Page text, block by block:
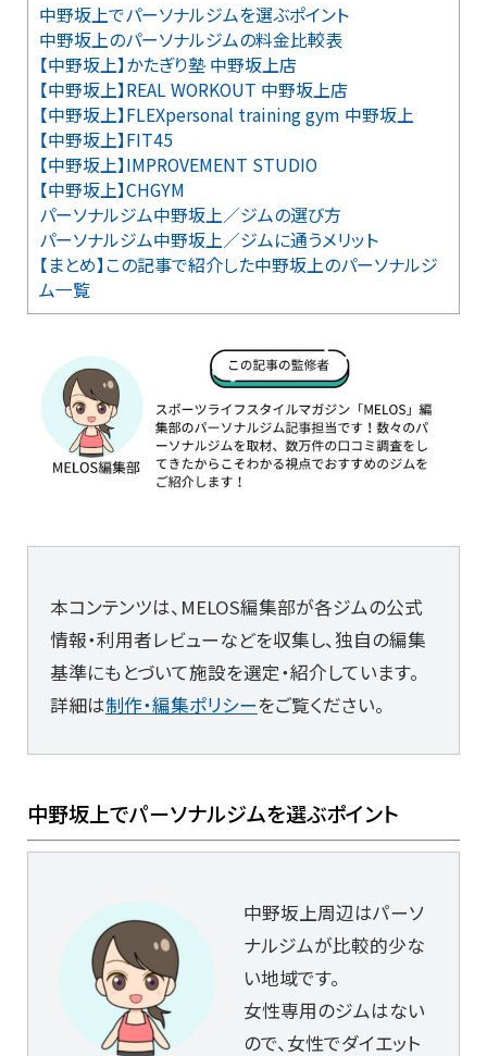
中野坂上でパーソナルジムを選ぶポイント
中野坂上のパーソナルジムの料金比較表
【中野坂上】かたぎり塾 中野坂上店
【中野坂上】REAL WORKOUT 中野坂上店
【中野坂上】FLEXpersonal training gym 中野坂上
【中野坂上】FIT45
【中野坂上】IMPROVEMENT STUDIO
【中野坂上】CHGYM
パーソナルジム中野坂上／ジムの選び方
パーソナルジム中野坂上／ジムに通うメリット
【まとめ】この記事で紹介した中野坂上のパーソナルジ
ム一覧
本コンテンツは、MELOS編集部が各ジムの公式
情報・利用者レビューなどを収集し、独自の編集
基準にもとづいて施設を選定・紹介しています。
詳細は制作・編集ポリシーをご覧ください。
中野坂上でパーソナルジムを選ぶポイント
中野坂上周辺はパーソ
ナルジムが比較的少な
い地域です。
女性専用のジムはない
ので、女性でダイエット